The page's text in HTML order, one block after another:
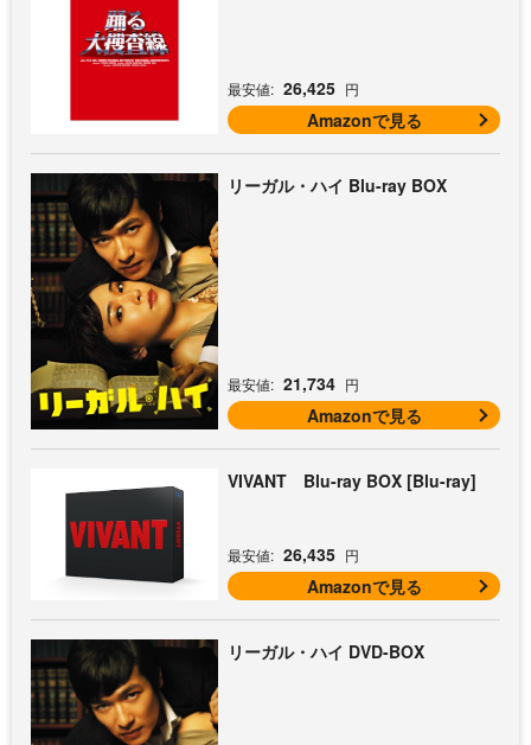
最安値: 26,425 円
Amazonで見る
リーガル・ハイ Blu-ray BOX
最安値: 21,734 円
Amazonで見る
VIVANT Blu-ray BOX [Blu-ray]
最安値: 26,435 円
Amazonで見る
リーガル・ハイ DVD-BOX